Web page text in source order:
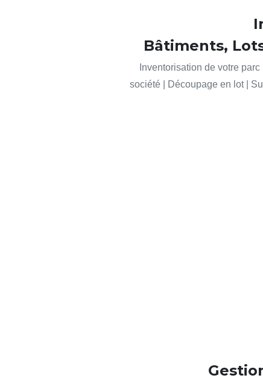
Bâtiments,
Inventorisation de votre
société | Découpage en lot |